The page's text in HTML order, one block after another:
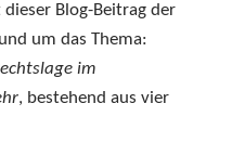
Blog-Beitrag der
um das Thema:
im
, bestehend aus vier